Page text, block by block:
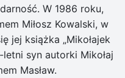
W 1986 roku,
Miłosz Kowalski, w
jej książka „Mikołajek
letni syn autorki Mikołaj
Masław.